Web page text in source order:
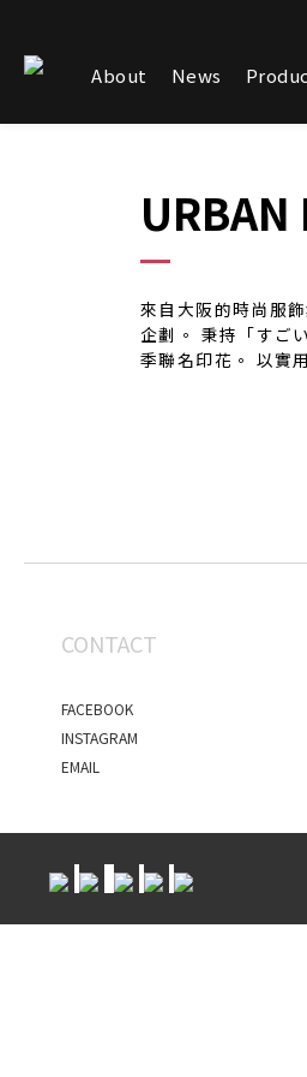
About News
來自大阪的時尚服
企劃。 秉持「すご
季聯名印花。 以實
CONTACT
FACEBOOK
INSTAGRAM
EMAIL